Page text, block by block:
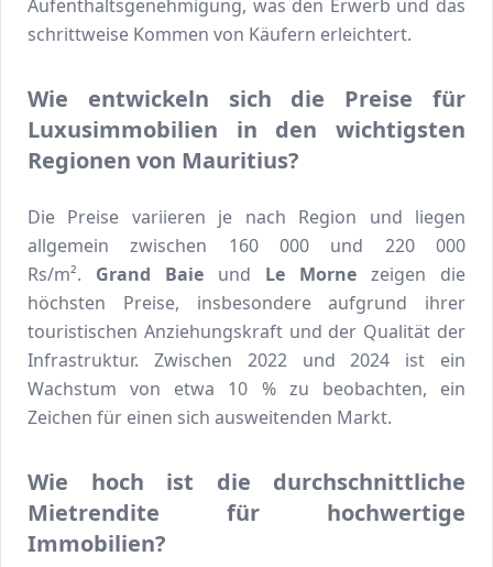
Aufenthaltsgenehmigung, was den Erwerb und das
schrittweise Kommen von Käufern erleichtert.
Wie entwickeln sich die Preise für
Luxusimmobilien in den wichtigsten
Regionen von Mauritius?
Die Preise variieren je nach Region und liegen
allgemein zwischen 160 000 und 220 000
Rs/m². Grand Baie und Le Morne zeigen die
höchsten Preise, insbesondere aufgrund ihrer
touristischen Anziehungskraft und der Qualität der
Infrastruktur. Zwischen 2022 und 2024 ist ein
Wachstum von etwa 10 % zu beobachten, ein
Zeichen für einen sich ausweitenden Markt.
Wie hoch ist die durchschnittliche
Mietrendite für hochwertige
Immobilien?